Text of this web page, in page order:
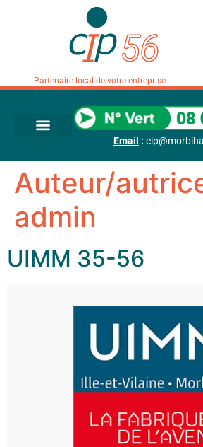
Partenaire local de votre entreprise
Email :
Auteur/
admin
UIMM 35-56